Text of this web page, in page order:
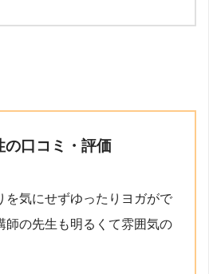
の口コミ・評価
を気にせずゆったりヨガがで
師の先生も明るくて雰囲気の